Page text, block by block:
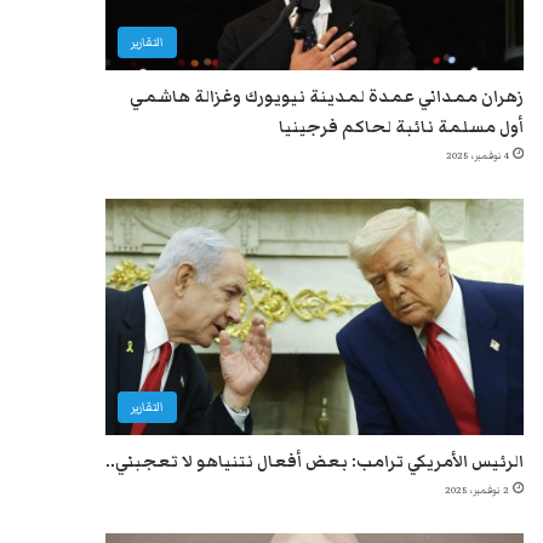
التقارير
زهران ممداني عمدة لمدينة نيويورك وغزالة هاشمي
أول مسلمة نائبة لحاكم فرجينيا
4 نوفمبر، 2025
التقارير
الرئيس الأمريكي ترامب: بعض أفعال نتنياهو لا تعجبني..
2 نوفمبر، 2025